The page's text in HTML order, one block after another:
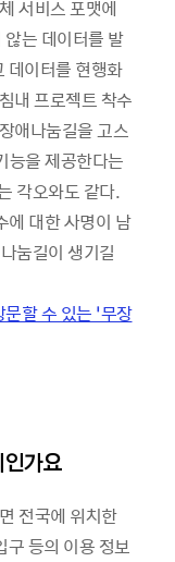
서비스 포맷에
는 데이터를 발
데이터를 현행화
내 프로젝트 착수
애나눔길을 고스
능을 제공한다는
각오와도 같다.
에 대한 사명이 남
눔길이 생기길
할 수 있는 ‘무장
가요
전국에 위치한
구 등의 이용 정보